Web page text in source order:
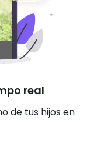
real
de tus hijos en